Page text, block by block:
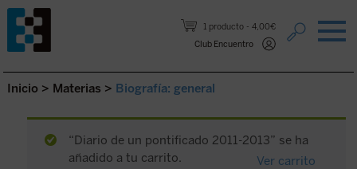
1 producto
4,00€
Club Encuentro
Saltar al contenido.
Inicio > Materias > Biografía: general
“Diario de un pontificado 2011-2013” se ha
añadido a tu carrito.
Ver carrito